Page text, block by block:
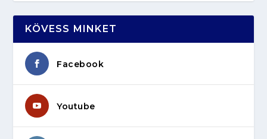
KÖVESS MINKET
Facebook
Youtube